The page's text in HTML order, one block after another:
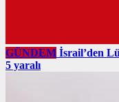
GÜNDEM İsrail’den
5 yaralı